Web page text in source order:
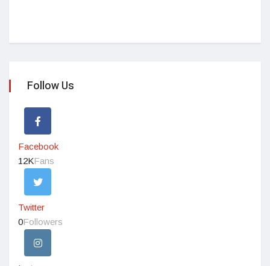
Follow Us
Facebook
12KFans
Twitter
0Followers